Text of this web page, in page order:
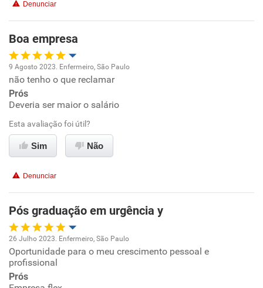
Denunciar
Boa empresa
Oportunidade de promoção
Ambiente de trabalho
Conciliação com a vida familiar
Recomenda a diretoria
9 Agosto 2023. Enfermeiro, São Paulo
não tenho o que reclamar
Prós
Deveria ser maior o salário
Esta avaliação foi útil?
Sim Não
Denunciar
Pós graduação em urgência y
Oportunidade de promoção
Ambiente de trabalho
26 Julho 2023. Enfermeiro, São Paulo
Oportunidade para o meu crescimento pessoal e
profissional
Prós